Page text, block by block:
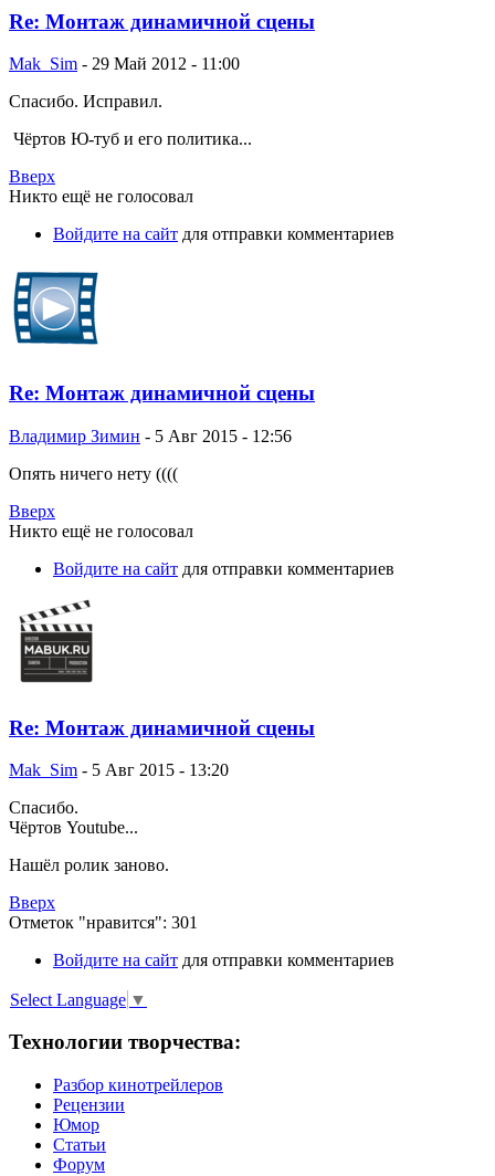
Re: Монтаж динамичной сцены
Mak_Sim - 29 Май 2012 - 11:00
Спасибо. Исправил.
Чёртов Ю-туб и его политика...
Вверх
Никто ещё не голосовал
Войдите на сайт для отправки комментариев
Re: Монтаж динамичной сцены
Владимир Зимин - 5 Авг 2015 - 12:56
Опять ничего нету ((((
Вверх
Никто ещё не голосовал
Войдите на сайт для отправки комментариев
Re: Монтаж динамичной сцены
Mak_Sim - 5 Авг 2015 - 13:20
Спасибо.
Чёртов Youtube...
Нашёл ролик заново.
Вверх
Отметок "нравится": 301
Войдите на сайт для отправки комментариев
Select Language ▼
Технологии творчества:
Разбор кинотрейлеров
Рецензии
Юмор
Статьи
Форум